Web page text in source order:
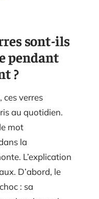
sont-ils
pendant
?
ces verres
au quotidien.
mot
la
L’explication
D’abord, le
: sa